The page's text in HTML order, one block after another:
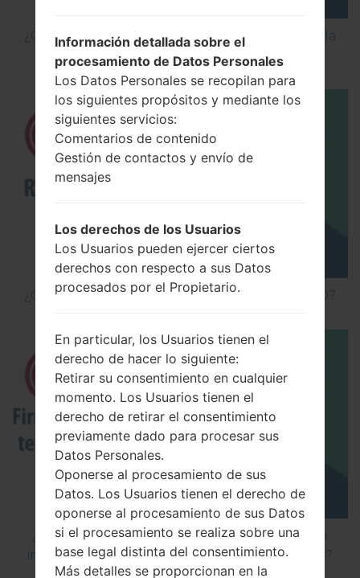
¿Cómo Activar las Opciones de Desarrollador y la
Depuración USB en LG?
¿Cómo hacer Reinicio Completo en LG G5 H850?
¿Cómo instalar Firmware Oficial en el teléfono
inteligente de LG mediante LG Flash Tool 2014?
Información detallada sobre el
procesamiento de Datos Personales
Los Datos Personales se recopilan para
los siguientes propósitos y mediante los
siguientes servicios:
Comentarios de contenido
Gestión de contactos y envío de
mensajes
Los derechos de los Usuarios
Los Usuarios pueden ejercer ciertos
derechos con respecto a sus Datos
procesados por el Propietario.
En particular, los Usuarios tienen el
derecho de hacer lo siguiente:
Retirar su consentimiento en cualquier
momento. Los Usuarios tienen el
derecho de retirar el consentimiento
previamente dado para procesar sus
Datos Personales.
Oponerse al procesamiento de sus
Datos. Los Usuarios tienen el derecho de
oponerse al procesamiento de sus Datos
si el procesamiento se realiza sobre una
base legal distinta del consentimiento.
Más detalles se proporcionan en la